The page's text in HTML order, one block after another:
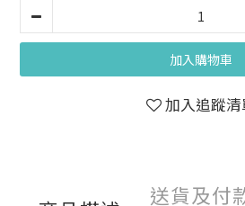
加入購物車
加入追蹤清
送貨及付